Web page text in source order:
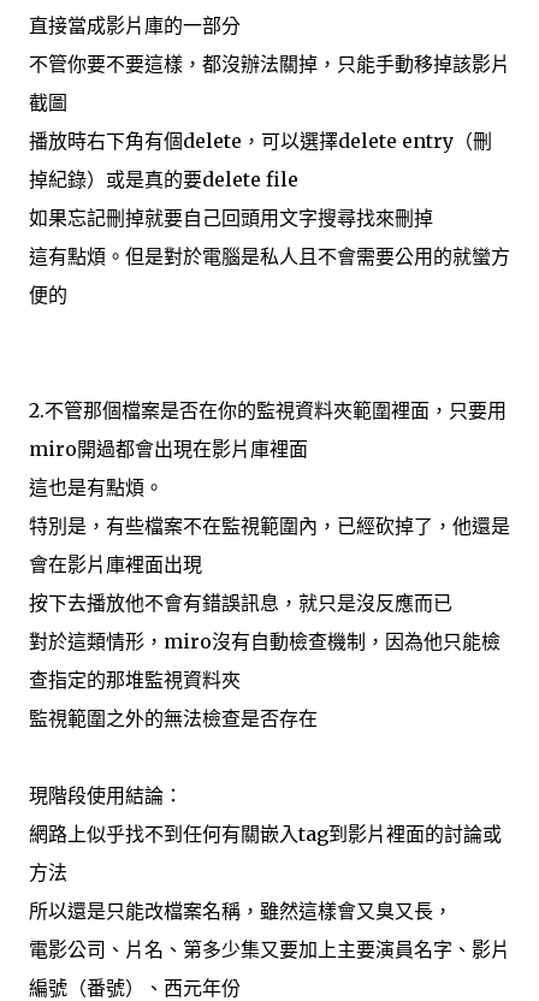
直接當成影片庫的一部分
不管你要不要這樣，都沒辦法關掉，只能手動移掉該影片
截圖
播放時右下角有個delete，可以選擇delete entry（刪
掉紀錄）或是真的要delete file
如果忘記刪掉就要自己回頭用文字搜尋找來刪掉
這有點煩。但是對於電腦是私人且不會需要公用的就蠻方
便的
2.不管那個檔案是否在你的監視資料夾範圍裡面，只要用
miro開過都會出現在影片庫裡面
這也是有點煩。
特別是，有些檔案不在監視範圍內，已經砍掉了，他還是
會在影片庫裡面出現
按下去播放他不會有錯誤訊息，就只是沒反應而已
對於這類情形，miro沒有自動檢查機制，因為他只能檢
查指定的那堆監視資料夾
監視範圍之外的無法檢查是否存在
現階段使用結論：
網路上似乎找不到任何有關嵌入tag到影片裡面的討論或
方法
所以還是只能改檔案名稱，雖然這樣會又臭又長，
電影公司、片名、第多少集又要加上主要演員名字、影片
編號（番號）、西元年份